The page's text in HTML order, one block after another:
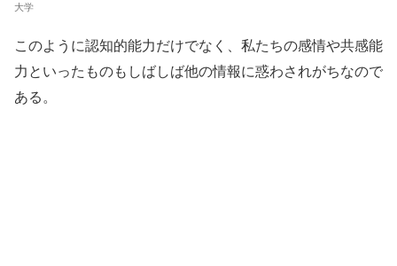
大学
このように認知的能力だけでなく、私たちの感情や共感能
力といったものもしばしば他の情報に惑わされがちなので
ある。